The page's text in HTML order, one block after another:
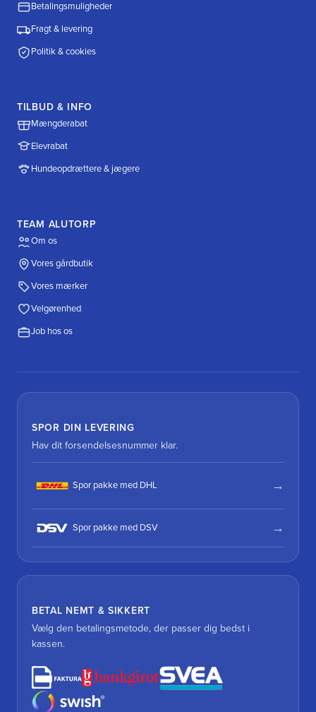
Betalingsmuligheder
Fragt & levering
Politik & cookies
TILBUD & INFO
Mængderabat
Elevrabat
Hundeopdrættere & jægere
TEAM ALUTORP
Om os
Vores gårdbutik
Vores mærker
Velgørenhed
Job hos os
SPOR DIN LEVERING
Hav dit forsendelsesnummer klar.
Spor pakke med DHL
Spor pakke med DSV
BETAL NEMT & SIKKERT
Vælg den betalingsmetode, der passer dig bedst i
kassen.